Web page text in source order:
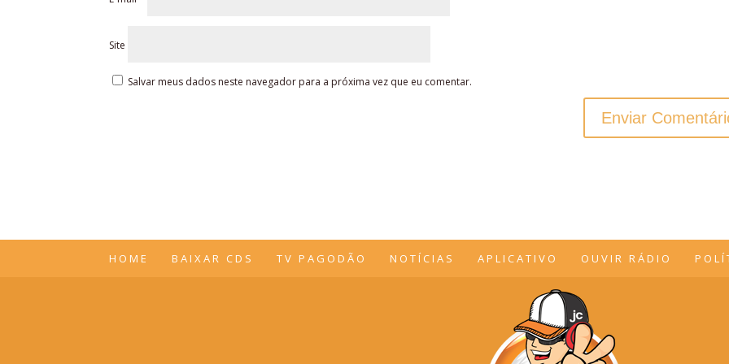
Site
Salvar meus dados neste navegador para a próxima vez que eu comentar.
HOME BAIXAR CDS TV PAGODÃO NOTÍCIAS APLICATIVO OUVIR RÁDIO